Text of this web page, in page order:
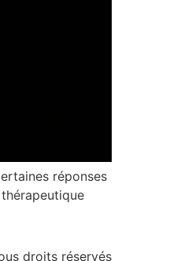
réponses
droits réservés